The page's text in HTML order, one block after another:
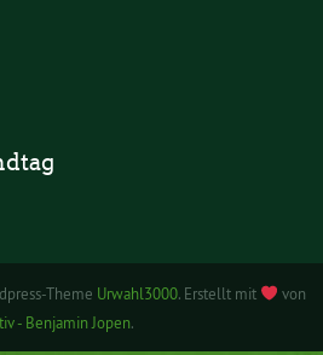
Theme Urwahl3000. Erstellt mit
von
- Benjamin Jopen.